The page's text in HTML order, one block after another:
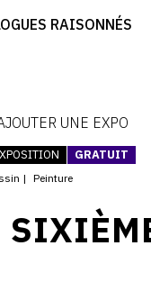
RAISONNÉS
CRÉER
UNE EXPO
GRATUIT
Peinture